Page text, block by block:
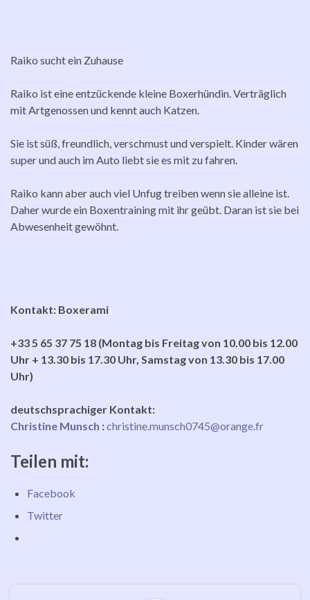
Raiko sucht ein Zuhause
Raiko ist eine entzückende kleine Boxerhündin. Verträglich
mit Artgenossen und kennt auch Katzen.
Sie ist süß, freundlich, verschmust und verspielt. Kinder wären
super und auch im Auto liebt sie es mit zu fahren.
Raiko kann aber auch viel Unfug treiben wenn sie alleine ist.
Daher wurde ein Boxentraining mit ihr geübt. Daran ist sie bei
Abwesenheit gewöhnt.
Kontakt: Boxerami
+33 5 65 37 75 18 (Montag bis Freitag von 10.00 bis 12.00
Uhr + 13.30 bis 17.30 Uhr, Samstag von 13.30 bis 17.00
Uhr)
deutschsprachiger Kontakt:
Christine Munsch :christine.munsch0745@orange.fr
Teilen mit:
Facebook
Twitter